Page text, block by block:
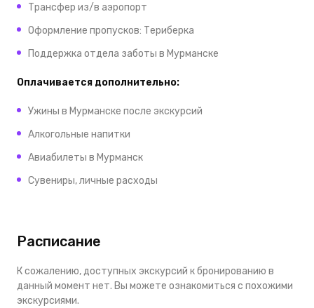
Трансфер из/в аэропорт
Оформление пропусков: Териберка
Поддержка отдела заботы в Мурманске
Оплачивается дополнительно:
Ужины в Мурманске после экскурсий
Алкогольные напитки
Авиабилеты в Мурманск
Сувениры, личные расходы
Расписание
К сожалению, доступных экскурсий к бронированию в
данный момент нет. Вы можете ознакомиться с похожими
экскурсиями.